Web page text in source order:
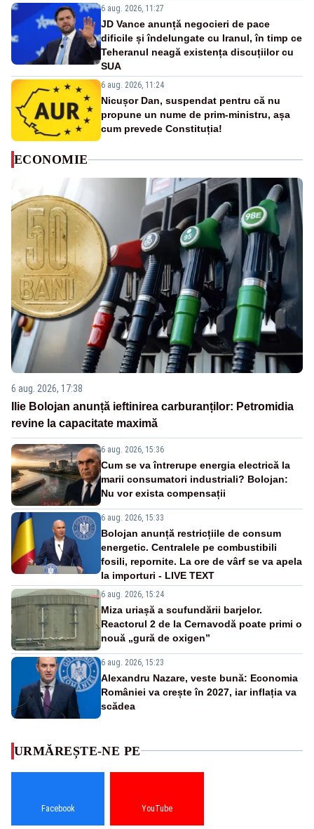
6 aug. 2026, 11:27
JD Vance anunță negocieri de pace
dificile și îndelungate cu Iranul, în timp ce
Teheranul neagă existența discuțiilor cu
SUA
6 aug. 2026, 11:24
Nicușor Dan, suspendat pentru că nu
propune un nume de prim-ministru, așa
cum prevede Constituția!
ECONOMIE
6 aug. 2026, 17:38
Ilie Bolojan anunță ieftinirea carburanților: Petromidia
revine la capacitate maximă
6 aug. 2026, 15:36
Cum se va întrerupe energia electrică la
marii consumatori industriali? Bolojan:
Nu vor exista compensații
6 aug. 2026, 15:33
Bolojan anunță restricțiile de consum
energetic. Centralele pe combustibili
fosili, repornite. La ore de vârf se va apela
la importuri - LIVE TEXT
6 aug. 2026, 15:24
Miza uriașă a scufundării barjelor.
Reactorul 2 de la Cernavodă poate primi o
nouă „gură de oxigen”
6 aug. 2026, 15:23
Alexandru Nazare, veste bună: Economia
României va crește în 2027, iar inflația va
scădea
URMĂREȘTE-NE PE
Facebook YouTube